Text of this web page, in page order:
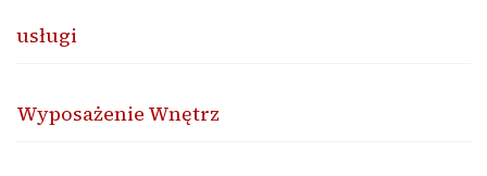
usługi
Wyposażenie Wnętrz